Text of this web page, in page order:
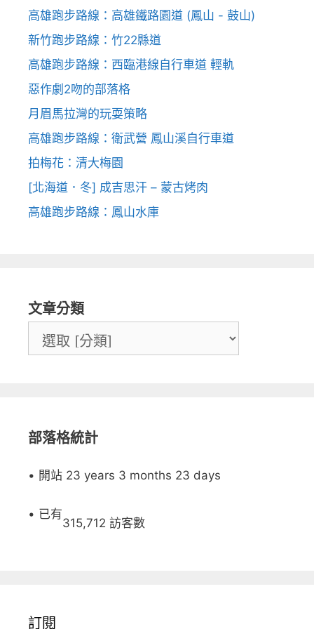
高雄跑步路線：高雄鐵路園道 (鳳山 - 鼓山)
新竹跑步路線：竹22縣道
高雄跑步路線：西臨港線自行車道 輕軌
惡作劇2吻的部落格
月眉馬拉灣的玩耍策略
高雄跑步路線：衛武營 鳳山溪自行車道
拍梅花：清大梅園
[北海道．冬] 成吉思汗 – 蒙古烤肉
高雄跑步路線：鳳山水庫
文章分類
部落格統計
• 開站 23 years 3 months 23 days
• 已有
315,712 訪客數
訂閱